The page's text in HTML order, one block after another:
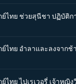
ย์ไทย ช่วยสุนีชา ปฏิบัติ
ไทย อำลาและลงจาก
ไทย ไปเรเวอรี่ เจ้าหญิ